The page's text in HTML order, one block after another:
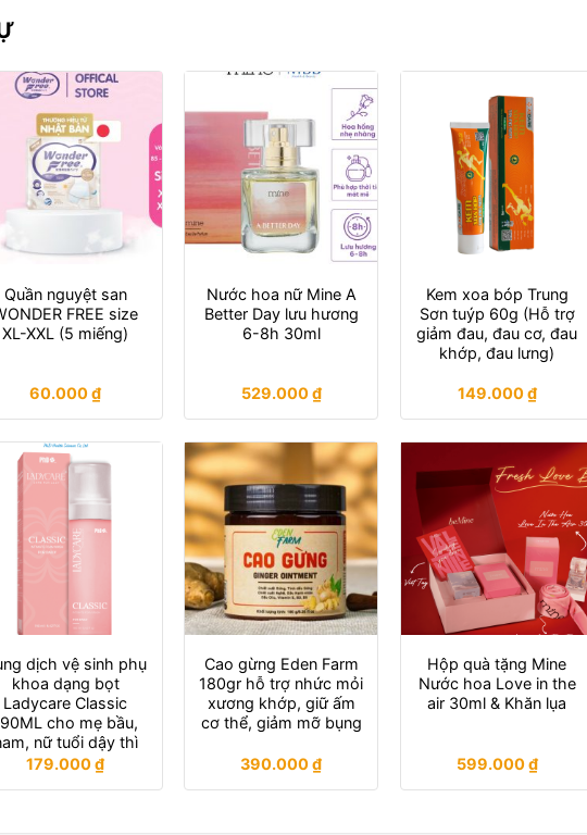
Quần nguyệt san
FREE size
XL-XXL (5 miếng)
60.000₫
Nước hoa nữ Mine A
Better Day lưu hương
6-8h 30ml
529.000₫
Kem xoa bóp Trung
Sơn tuýp 60g (Hỗ trợ
giảm đau, đau cơ, đau
khớp, đau lưng)
149.000₫
dịch vệ sinh phụ
khoa dạng bọt
Ladycare Classic
cho mẹ bầu,
nữ tuổi dậy thì
179.000₫
Cao gừng Eden Farm
180gr hỗ trợ nhức mỏi
xương khớp, giữ ấm
cơ thể, giảm mỡ bụng
390.000₫
Hộp quà tặng Mine
Nước hoa Love in the
air 30ml & Khăn lụa
599.000₫